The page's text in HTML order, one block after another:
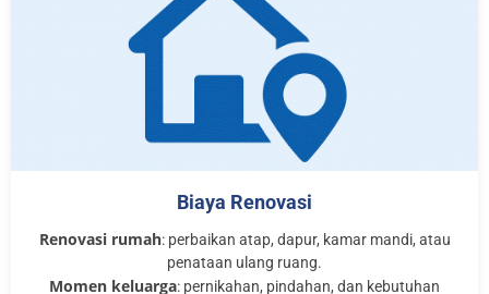
Biaya Renovasi
Renovasi rumah: perbaikan atap, dapur, kamar mandi, atau
penataan ulang ruang.
Momen keluarga: pernikahan, pindahan, dan kebutuhan